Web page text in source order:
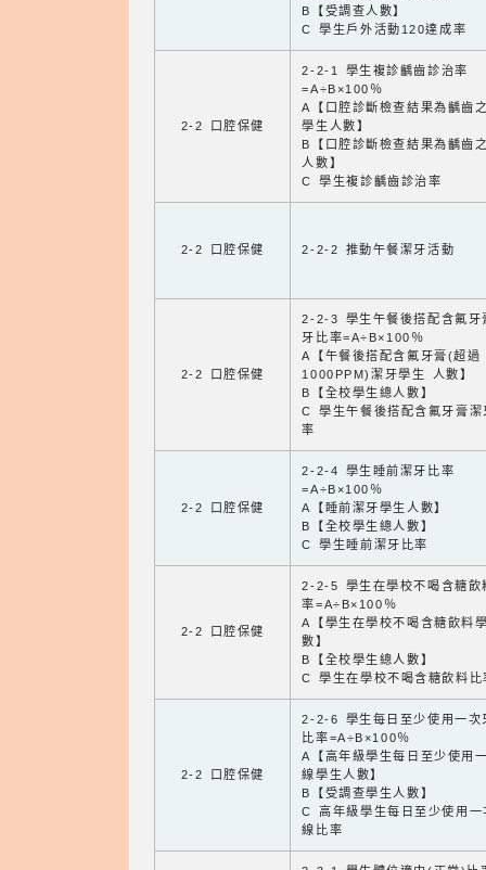
B【受調查人數】
C 學生戶外活動120達成率
2-2 口腔保健
2-2-1 學生複診齲齒診治率
=A÷B×100％
A【口腔診斷檢查結果為齲齒
學生人數】
B【口腔診斷檢查結果為齲齒
人數】
C 學生複診齲齒診治率
2-2 口腔保健 2-2-2 推動午餐潔牙活動
2-2 口腔保健
2-2-3 學生午餐後搭配含氟牙
牙比率=A÷B×100％
A【午餐後搭配含氟牙膏(超過
1000PPM)潔牙學生 人數】
B【全校學生總人數】
C 學生午餐後搭配含氟牙膏潔
率
2-2 口腔保健
2-2-4 學生睡前潔牙比率
=A÷B×100％
A【睡前潔牙學生人數】
B【全校學生總人數】
C 學生睡前潔牙比率
2-2 口腔保健
2-2-5 學生在學校不喝含糖飲
率=A÷B×100％
A【學生在學校不喝含糖飲料
數】
B【全校學生總人數】
C 學生在學校不喝含糖飲料比
2-2 口腔保健
2-2-6 學生每日至少使用一次
比率=A÷B×100％
A【高年級學生每日至少使用
線學生人數】
B【受調查學生人數】
C 高年級學生每日至少使用一
線比率